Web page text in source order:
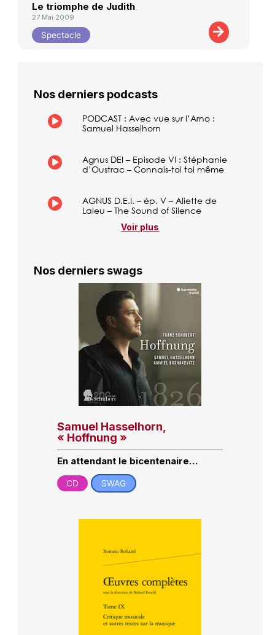
Le triomphe de Judith
27 Mai 2009
Spectacle
Nos derniers podcasts
PODCAST : Avec vue sur l’Arno :
Samuel Hasselhorn
Agnus DEI – Episode VI : Stéphanie
d’Oustrac – Connais-toi toi même
AGNUS D.E.I. – ép. V – Aliette de
Laleu – The Sound of Silence
Voir plus
Nos derniers swags
Samuel Hasselhorn,
« Hoffnung »
En attendant le bicentenaire…
CD SWAG